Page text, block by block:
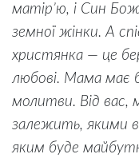
матір’ю, і Син
земної жінки. А
христянка — це
любові. Мама має
молитви. Від вас,
залежить, якими
яким буде